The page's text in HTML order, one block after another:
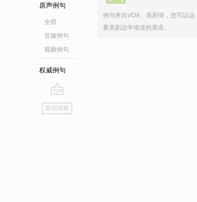
原声例句
全部
音频例句
视频例句
权威例句
go
top
返回词典
例句来自VOA、美剧等，您可以边
看美剧边学地道的美语。